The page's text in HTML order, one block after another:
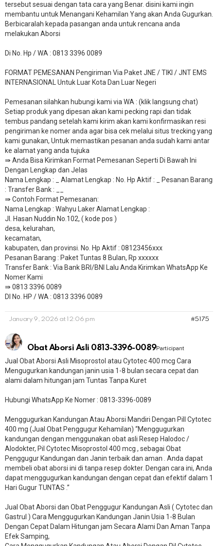
tersebut sesuai dengan tata cara yang Benar. disini kami ingin
membantu untuk Menangani Kehamilan Yang akan Anda Gugurkan.
Berbicaralah kepada pasangan anda untuk rencana anda
melakukan Aborsi
Di No. Hp / WA : 0813 3396 0089
FORMAT PEMESANAN Pengiriman Via Paket JNE / TIKI / JNT EMS
INTERNASIONAL Untuk Luar Kota Dan Luar Negeri
Pemesanan silahkan hubungi kami via WA : (klik langsung chat)
Setiap produk yang dipesan akan kami pecking rapi dan tidak
tembus pandang setelah kami kirim akan kami konfirmasikan resi
pengiriman ke nomer anda agar bisa cek melalui situs trecking yang
kami gunakan, Untuk memastikan pesanan anda sudah kami antar
ke alamat yang anda tujuka
⇛ Anda Bisa Kirimkan Format Pemesanan Seperti Di Bawah Ini
Dengan Lengkap dan Jelas
Nama Lengkap : _ Alamat Lengkap : No. Hp Aktif : _ Pesanan Barang
: Transfer Bank : __
​⇛ Contoh Format Pemesanan:
Nama Lengkap : Wahyu Laker Alamat Lengkap :
Jl. Hasan Nuddin No.102, ( kode pos )
desa, kelurahan,
kecamatan,
kabupaten, dan provinsi. No. Hp Aktif : 08123456xxx
Pesanan Barang : Paket Tuntas 8 Bulan, Rp xxxxxx
​Transfer Bank : Via Bank BRI/BNI Lalu Anda Kirimkan WhatsApp Ke
Nomer Kami
⇛ 0813 3396 0089
DI No. HP / WA : 0813 3396 0089
January 9, 2026 at 12:06 pm #5175
Obat Aborsi Asli 0813-3396-0089Participant
Jual Obat Aborsi Asli Misoprostol atau Cytotec 400 mcg Cara
Mengugurkan kandungan janin usia 1-8 bulan secara cepat dan
alami dalam hitungan jam Tuntas Tanpa Kuret
Hubungi WhatsApp Ke Nomer : 0813-3396-0089​
Menggugurkan Kandungan Atau Aborsi Mandiri Dengan Pill Cytotec
400 mg (Jual Obat Penggugur Kehamilan) “Menggugurkan
kandungan dengan menggunakan obat asli Resep Halodoc /
Alodokter, Pil Cytotec Misoprostol 400 mcg , sebagai Obat
Penggugur Kandungan dan Janin terbaik dan aman . Anda dapat
membeli obat aborsi ini di tanpa resep dokter. Dengan cara ini, Anda
dapat menggugurkan kandungan dengan cepat dan efektif dalam 1
Hari Gugur TUNTAS .”
Jual Obat Aborsi dan Obat Penggugur Kandungan Asli ( Cytotec dan
Gastrul ) Cara Menggugurkan Kandungan Janin Usia 1-8 Bulan
Dengan Cepat Dalam Hitungan jam Secara Alami Dan Aman Tanpa
Efek Samping,